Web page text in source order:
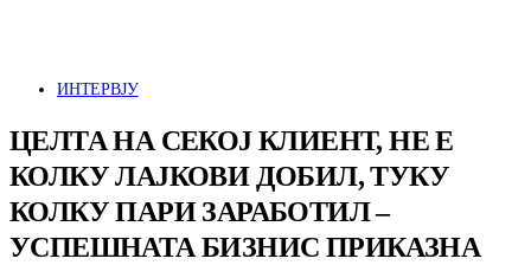
ИНТЕРВЈУ
ЦЕЛТА НА СЕКОЈ КЛИЕНТ, НЕ Е
КОЛКУ ЛАЈКОВИ ДОБИЛ, ТУКУ
КОЛКУ ПАРИ ЗАРАБОТИЛ –
УСПЕШНАТА БИЗНИС ПРИКАЗНА